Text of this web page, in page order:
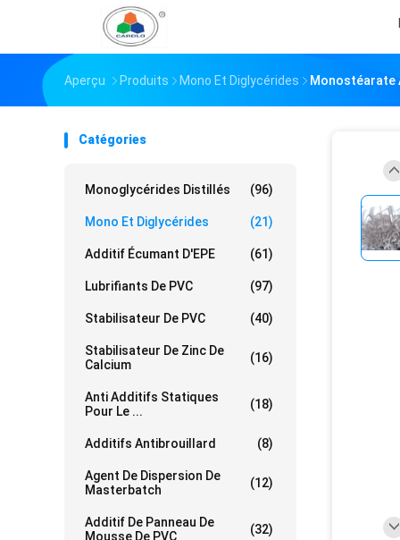
Aperçu Produits Mono Et Diglycérides Monostéarate
Catégories
Monoglycérides Distillés (96)
Mono Et Diglycérides (21)
Additif Écumant D'EPE (61)
Lubrifiants De PVC (97)
Stabilisateur De PVC (40)
Stabilisateur De Zinc De
Calcium
(16)
Anti Additifs Statiques
Pour Le ...
(18)
Additifs Antibrouillard (8)
Agent De Dispersion De
Masterbatch
(12)
Additif De Panneau De
Mousse De PVC
(32)